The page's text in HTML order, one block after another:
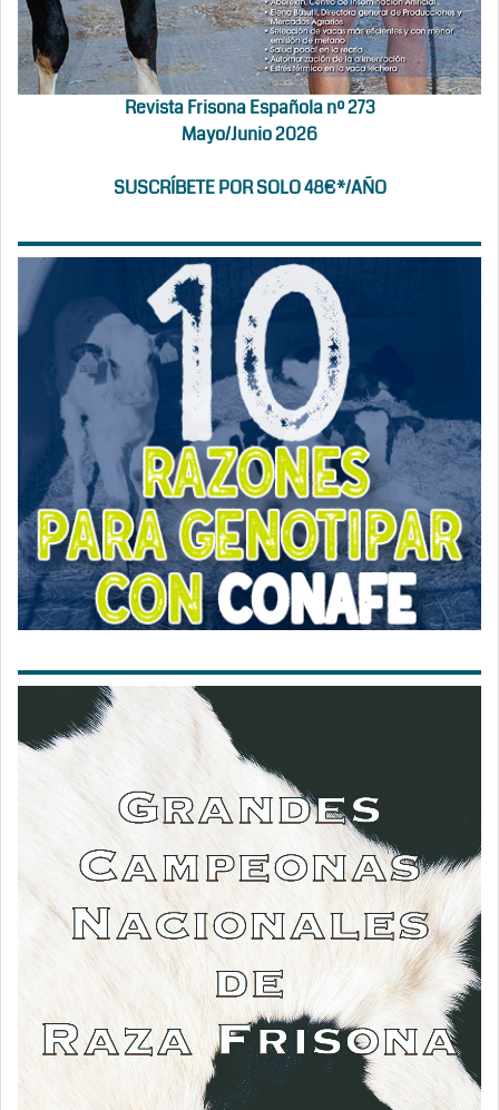
Revista Frisona Española nº 273
Mayo/Junio 2026
SUSCRÍBETE POR SOLO 48€*/AÑO